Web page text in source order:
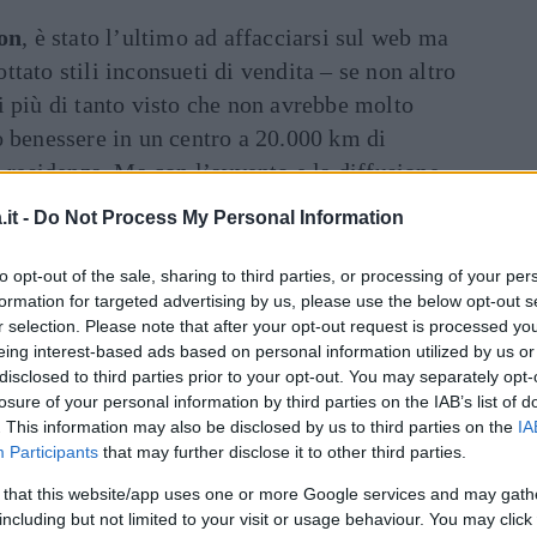
- Do Not Process My Personal Information
opt-out of the sale, sharing to third parties, or processing of your
for targeted advertising by us, please use the below opt-out
selection. Please note that after your opt-out request is processed
interest-based ads based on personal information utilized by us
to third parties prior to your opt-out. You may separately
of your personal information by third parties on the IAB’s list of
This information may also be disclosed by us to third parties on the
Participants that may further disclose it to other third parties.
that this website/app uses one or more Google services and may
but not limited to your visit or usage behaviour. You may
, è stato l’ultimo ad affacciarsi sul web ma
stili inconsueti di vendita – se non altro
più di tanto visto che non avrebbe molto
benessere in un centro a 20.000 km di
Ma con l’avvento e la diffusione
occasionali
pacchetti low cost
trovare offerte convenienti con un rapporto
personali esigenze.
TEMPO LIBERO
Dove mangiare a